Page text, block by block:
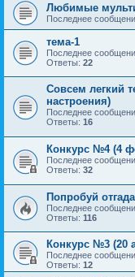
Любимые
Последнее
тема-1
Последнее
Ответы: 22
Совсем легкий
настроения)
Последнее
Ответы: 16
Конкурс №4 (4
Последнее
Ответы: 32
Попробуй
Последнее
Ответы: 116
Конкурс №3 (20
Последнее
Ответы: 12